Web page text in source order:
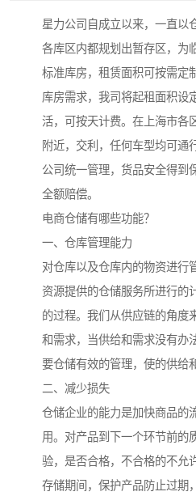
星力公司自成立以来，一直以
各库区内都规划出暂存区，为
标准库房，租赁面积可按需定
库房需求，我司将起租面积设
活，可按天计费。在上海市各
附近，交利，任何车型均可通
公司统一管理，货品安全得到
全额赔偿。
电商仓储有哪些功能？
一、仓库管理能力
对仓库以及仓库内的物资进行
资源提供的仓储服务所进行的
的过程。我们从供应链的角度
和需求，当供给和需求没有办
要仓储有效的管理，使的供给
二、减少损失
仓储企业的能力是加快商品的
用。对产品到下一个环节前的
验，是否合格，不合格的不允
存储期间，保护产品防止过期